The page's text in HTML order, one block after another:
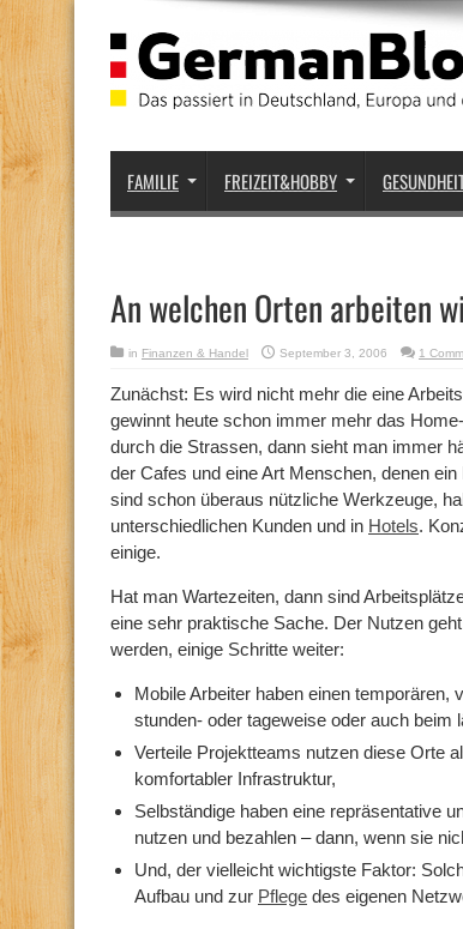
FAMILIE FREIZEIT&HOBBY
An welchen Orten arbeiten
in Finanzen & Handel September 3, 2006 1
Zunächst: Es wird nicht mehr die eine
gewinnt heute schon immer mehr das
durch die Strassen, dann sieht man immer
der Cafes und eine Art Menschen, denen
sind schon überaus nützliche Werkzeuge,
unterschiedlichen Kunden und in Hotels.
einige.
Hat man Wartezeiten, dann sind
eine sehr praktische Sache. Der Nutzen
werden, einige Schritte weiter:
Mobile Arbeiter haben einen temporären,
stunden- oder tageweise oder auch beim
Verteile Projektteams nutzen diese Orte
komfortabler Infrastruktur,
Selbständige haben eine repräsentative
nutzen und bezahlen – dann, wenn sie
Und, der vielleicht wichtigste Faktor:
Aufbau und zur Pflege des eigenen